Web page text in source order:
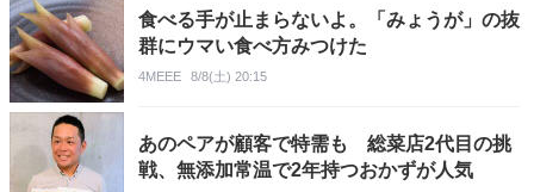
食べる手が止まらないよ。「みょうが」の抜
群にウマい食べ方みつけた
4MEEE 8/8(土) 20:15
あのペアが顧客で特需も 総菜店2代目の挑
戦、無添加常温で2年持つおかずが人気